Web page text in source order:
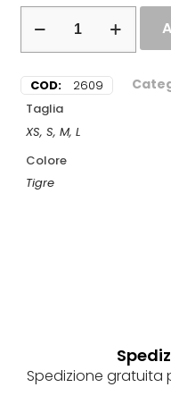
COD: 2609
Taglia
XS, S, M, L
Colore
Tigre
Spedizione gratuita